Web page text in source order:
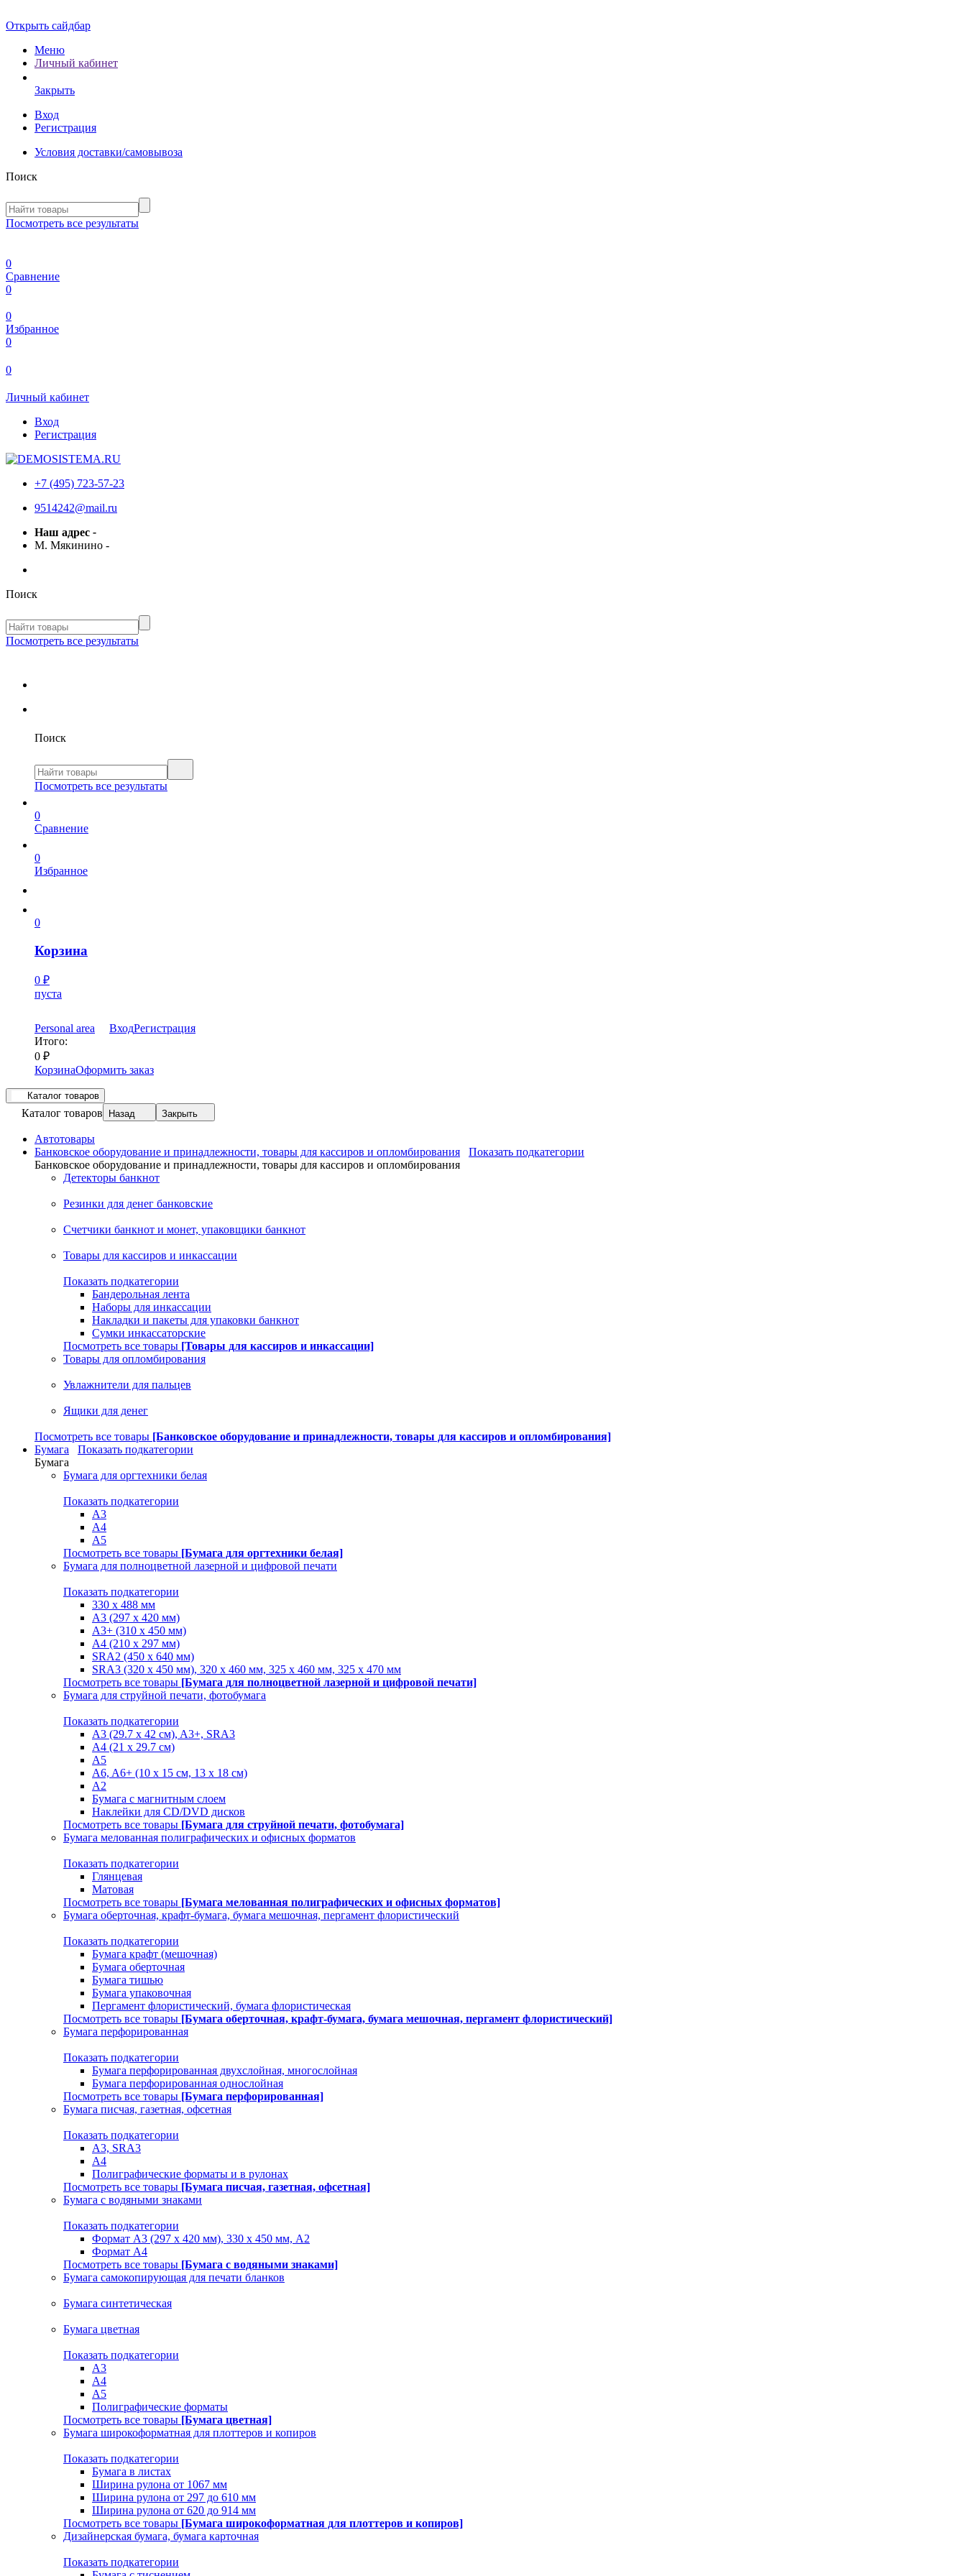
Открыть сайдбар
Меню
Личный кабинет
Закрыть
Вход
Регистрация
Условия доставки/самовывоза
Поиск
Посмотреть все результаты
0
Сравнение
0
0
Избранное
0
0
Личный кабинет
Вход
Регистрация
+7 (495) 723-57-23
9514242@mail.ru
Наш адрес -
М. Мякинино -
Поиск
Посмотреть все результаты
Поиск
Посмотреть все результаты
0
Сравнение
0
Избранное
0
Корзина
0 ₽
пуста
Personal area ВходРегистрация
Итого:
0 ₽
КорзинаОформить заказ
Каталог товаров
Каталог товаров Назад Закрыть
Автотовары
Банковское оборудование и принадлежности, товары для кассиров и опломбирования
Показать подкатегории
Банковское оборудование и принадлежности, товары для кассиров и опломбирования
Детекторы банкнот
Резинки для денег банковские
Счетчики банкнот и монет, упаковщики банкнот
Товары для кассиров и инкассации
Показать подкатегории
Бандерольная лента
Наборы для инкассации
Накладки и пакеты для упаковки банкнот
Сумки инкассаторские
Посмотреть все товары [Товары для кассиров и инкассации]
Товары для опломбирования
Увлажнители для пальцев
Ящики для денег
Посмотреть все товары [Банковское оборудование и принадлежности, товары для кассиров и опломбирования]
Бумага
Показать подкатегории
Бумага
Бумага для оргтехники белая
Показать подкатегории
A3
A4
A5
Посмотреть все товары [Бумага для оргтехники белая]
Бумага для полноцветной лазерной и цифровой печати
Показать подкатегории
330 х 488 мм
A3 (297 x 420 мм)
A3+ (310 х 450 мм)
A4 (210 х 297 мм)
SRA2 (450 x 640 мм)
SRA3 (320 х 450 мм), 320 x 460 мм, 325 х 460 мм, 325 х 470 мм
Посмотреть все товары [Бумага для полноцветной лазерной и цифровой печати]
Бумага для струйной печати, фотобумага
Показать подкатегории
A3 (29.7 х 42 см), A3+, SRA3
A4 (21 х 29.7 см)
A5
A6, A6+ (10 x 15 см, 13 x 18 см)
А2
Бумага с магнитным слоем
Наклейки для CD/DVD дисков
Посмотреть все товары [Бумага для струйной печати, фотобумага]
Бумага мелованная полиграфических и офисных форматов
Показать подкатегории
Глянцевая
Матовая
Посмотреть все товары [Бумага мелованная полиграфических и офисных форматов]
Бумага оберточная, крафт-бумага, бумага мешочная, пергамент флористический
Показать подкатегории
Бумага крафт (мешочная)
Бумага оберточная
Бумага тишью
Бумага упаковочная
Пергамент флористический, бумага флористическая
Посмотреть все товары [Бумага оберточная, крафт-бумага, бумага мешочная, пергамент флористический]
Бумага перфорированная
Показать подкатегории
Бумага перфорированная двухслойная, многослойная
Бумага перфорированная однослойная
Посмотреть все товары [Бумага перфорированная]
Бумага писчая, газетная, офсетная
Показать подкатегории
А3, SRA3
А4
Полиграфические форматы и в рулонах
Посмотреть все товары [Бумага писчая, газетная, офсетная]
Бумага с водяными знаками
Показать подкатегории
Формат А3 (297 х 420 мм), 330 х 450 мм, А2
Формат А4
Посмотреть все товары [Бумага с водяными знаками]
Бумага самокопирующая для печати бланков
Бумага синтетическая
Бумага цветная
Показать подкатегории
A3
A4
А5
Полиграфические форматы
Посмотреть все товары [Бумага цветная]
Бумага широкоформатная для плоттеров и копиров
Показать подкатегории
Бумага в листах
Ширина рулона от 1067 мм
Ширина рулона от 297 до 610 мм
Ширина рулона от 620 до 914 мм
Посмотреть все товары [Бумага широкоформатная для плоттеров и копиров]
Дизайнерская бумага, бумага карточная
Показать подкатегории